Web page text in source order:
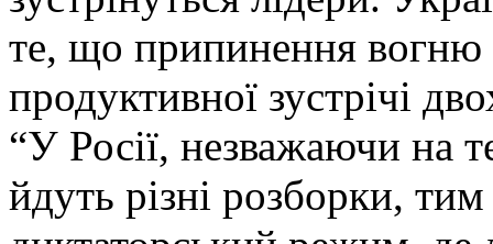
те, що припинення вогню
продуктивної зустрічі
“У Росії, незважаючи на
йдуть різні розборки,